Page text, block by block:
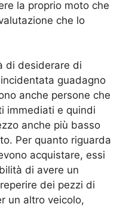
la proprio moto che
che lo
di desiderare di
guadagno
anche persone che
immediati e quindi
anche più basso
Per quanto riguarda
acquistare, essi
di avere un
dei pezzi di
un altro veicolo,